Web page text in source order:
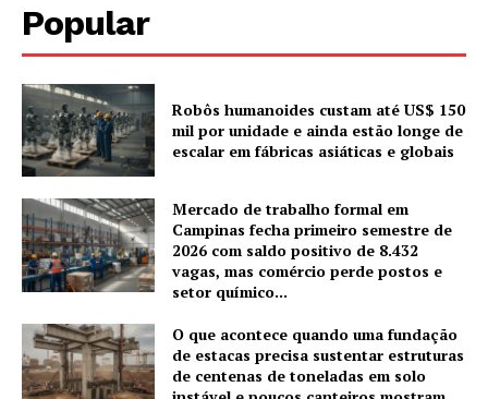
Popular
Robôs humanoides custam até US$ 150
mil por unidade e ainda estão longe de
escalar em fábricas asiáticas e globais
Mercado de trabalho formal em
Campinas fecha primeiro semestre de
2026 com saldo positivo de 8.432
vagas, mas comércio perde postos e
setor químico...
O que acontece quando uma fundação
de estacas precisa sustentar estruturas
de centenas de toneladas em solo